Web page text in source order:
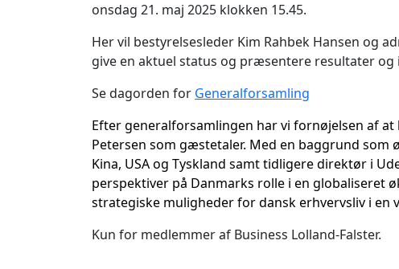
onsdag 21. maj 2025 klokken 15.45.
Her vil bestyrelsesleder Kim Rahbek Hansen og
give en aktuel status og præsentere resultater og
Se dagorden for Generalforsamling
Efter generalforsamlingen har vi fornøjelsen afat
Petersen som gæstetaler. Med en baggrund som
Kina, USA og Tyskland samt tidligere direktør i
perspektiver på Danmarks rolle i en globaliseret
strategiske muligheder for dansk erhvervsliv i en
Kun for medlemmer af Business Lolland-Falster.